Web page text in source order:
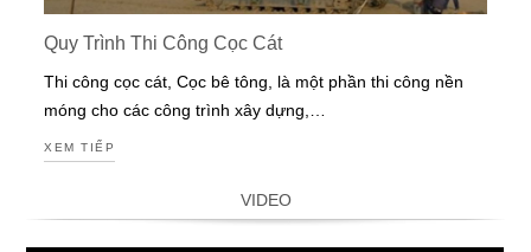
Quy Trình Thi Công Cọc Cát
Thi công cọc cát, Cọc bê tông, là một phần thi công nền
móng cho các công trình xây dựng,…
XEM TIẾP
VIDEO